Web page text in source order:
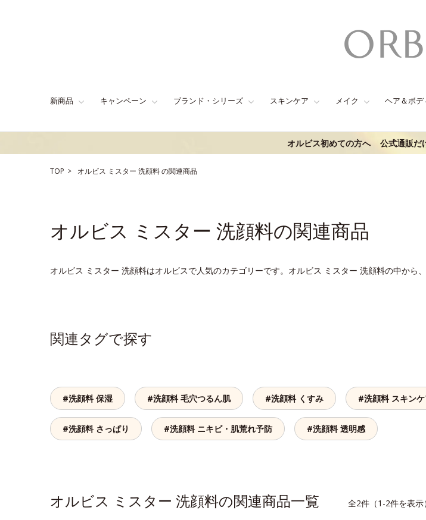
新商品 キャンペーン ブランド・シリーズ スキンケア メイク ヘア＆ボデ
オルビス初めての方へ 公式通販だ
TOP オルビス ミスター 洗顔料の関連商品
オルビス ミスター 洗顔料の関連商品
オルビス ミスター 洗顔料はオルビスで人気のカテゴリーです。オルビス ミスター 洗顔料の中から
関連タグで探す
#洗顔料 保湿 #洗顔料 毛穴つるん肌 #洗顔料 くすみ #洗顔料 スキン
#洗顔料 さっぱり #洗顔料 ニキビ・肌荒れ予防 #洗顔料 透明感
オルビス ミスター 洗顔料の関連商品一覧 全2件（1-2件を表示）